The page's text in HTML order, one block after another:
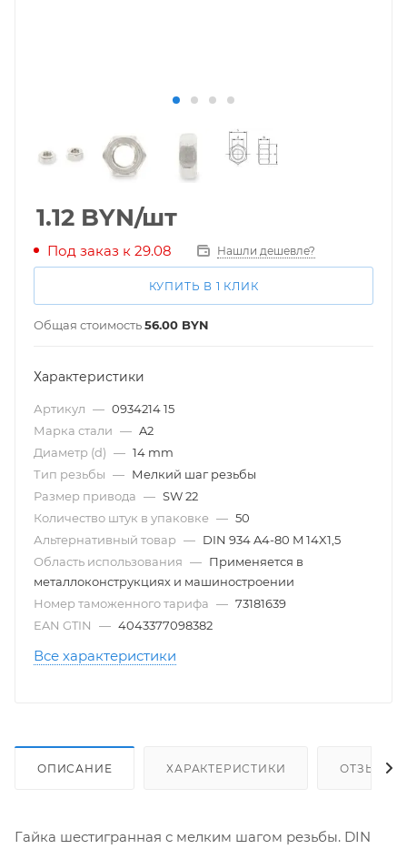
1.12 BYN/шт
Под заказ к 29.08 Нашли дешевле?
КУПИТЬ В 1 КЛИК
Общая стоимость56.00 BYN
Характеристики
Артикул — 0934214 15
Марка стали — A2
Диаметр (d) — 14 mm
Тип резьбы — Мелкий шаг резьбы
Размер привода — SW 22
Количество штук в упаковке — 50
Альтернативный товар — DIN 934 A4-80 M 14X1,5
Область использования — Применяется в
металлоконструкциях и машиностроении
Номер таможенного тарифа — 73181639
EAN GTIN
— 4043377098382
Все характеристики
ОПИСАНИЕ ХАРАКТЕРИСТИКИ ОТЗЫВЫ
Гайка шестигранная с мелким шагом резьбы. DIN